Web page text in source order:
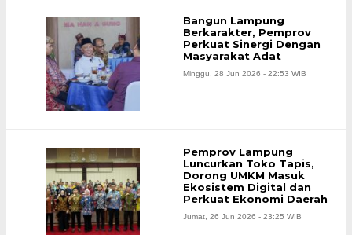
Bangun Lampung
Berkarakter, Pemprov
Perkuat Sinergi Dengan
Masyarakat Adat
Minggu, 28 Jun 2026 - 22:53 WIB
Pemprov Lampung
Luncurkan Toko Tapis,
Dorong UMKM Masuk
Ekosistem Digital dan
Perkuat Ekonomi Daerah
Jumat, 26 Jun 2026 - 23:25 WIB